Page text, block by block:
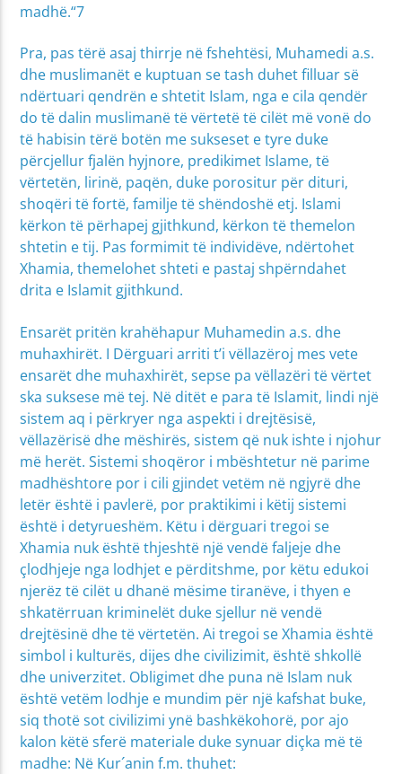
madhë.“7
Pra, pas tërë asaj thirrje në fshehtësi, Muhamedi a.s.
dhe muslimanët e kuptuan se tash duhet filluar së
ndërtuari qendrën e shtetit Islam, nga e cila qendër
do të dalin muslimanë të vërtetë të cilët më vonë do
të habisin tërë botën me sukseset e tyre duke
përcjellur fjalën hyjnore, predikimet Islame, të
vërtetën, lirinë, paqën, duke porositur për dituri,
shoqëri të fortë, familje të shëndoshë etj. Islami
kërkon të përhapej gjithkund, kërkon të themelon
shtetin e tij. Pas formimit të individëve, ndërtohet
Xhamia, themelohet shteti e pastaj shpërndahet
drita e Islamit gjithkund.
Ensarët pritën krahëhapur Muhamedin a.s. dhe
muhaxhirët. I Dërguari arriti t’i vëllazëroj mes vete
ensarët dhe muhaxhirët, sepse pa vëllazëri të vërtet
ska suksese më tej. Në ditët e para të Islamit, lindi një
sistem aq i përkryer nga aspekti i drejtësisë,
vëllazërisë dhe mëshirës, sistem që nuk ishte i njohur
më herët. Sistemi shoqëror i mbështetur në parime
madhështore por i cili gjindet vetëm në ngjyrë dhe
letër është i pavlerë, por praktikimi i këtij sistemi
është i detyrueshëm. Këtu i dërguari tregoi se
Xhamia nuk është thjeshtë një vendë faljeje dhe
çlodhjeje nga lodhjet e përditshme, por këtu edukoi
njerëz të cilët u dhanë mësime tiranëve, i thyen e
shkatërruan kriminelët duke sjellur në vendë
drejtësinë dhe të vërtetën. Ai tregoi se Xhamia është
simbol i kulturës, dijes dhe civilizimit, është shkollë
dhe univerzitet. Obligimet dhe puna në Islam nuk
është vetëm lodhje e mundim për një kafshat buke,
siq thotë sot civilizimi ynë bashkëkohorë, por ajo
kalon këtë sferë materiale duke synuar diçka më të
madhe: Në Kur´anin f.m. thuhet: